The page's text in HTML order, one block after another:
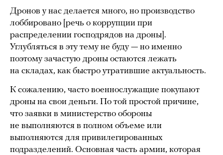
Дронов у нас делается много, но производство
лоббировано [речь о коррупции при
распределении господрядов на дроны].
Углубляться в эту тему не буду — но именно
поэтому зачастую дроны остаются лежать
на складах, как быстро утратившие актуальность.
К сожалению, часто военнослужащие покупают
дроны на свои деньги. По той простой причине,
что заявки в министерство обороны
не выполняются в полном объеме или
выполняются для привилегированных
подразделений. Основная часть армии, которая